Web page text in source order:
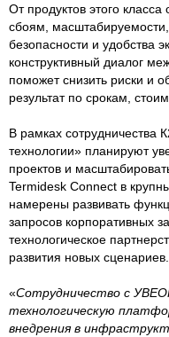
От продуктов этого
сбоям,
безопасности и удобства
конструктивный диалог
поможет снизить риски и
результат по срокам,
В рамках сотрудничества
технологии» планируют
проектов и
Termidesk Connect в
намерены развивать
запросов корпоративных
технологическое
развития новых сценариев.
«Сотрудничество с
технологическую
внедрения в